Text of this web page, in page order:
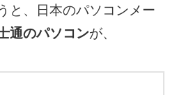
と、日本のパソコンメー
通のパソコンが、